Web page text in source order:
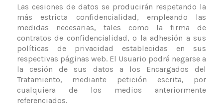
Las cesiones de datos se producirán respetando la
más estricta confidencialidad, empleando las
medidas necesarias, tales como la firma de
contratos de confidencialidad, o la adhesión a sus
políticas de privacidad establecidas en sus
respectivas páginas web. El Usuario podrá negarse a
la cesión de sus datos a los Encargados del
Tratamiento, mediante petición escrita, por
cualquiera de los medios anteriormente
referenciados.